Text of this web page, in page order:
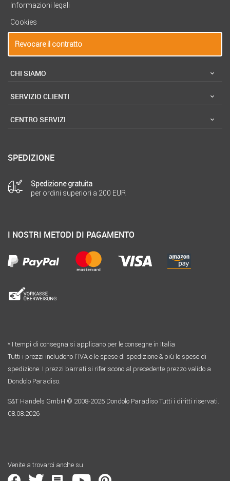
Informazioni legali
Cookies
Revocare il contratto
CHI SIAMO
SERVIZIO CLIENTI
CENTRO SERVIZI
SPEDIZIONE
Spedizione gratuita
per ordini superiori a 200 EUR
I NOSTRI METODI DI PAGAMENTO
* I tempi di consegna si applicano per le consegne in Italia
Tutti i prezzi includono l´IVA e le spese di spedizione & più le spese di
spedizione. I prezzi barrati si riferiscono al precedente prezzo valido a
Dondolo Paradiso.
S&T Handels GmbH © 2008-2025 Dondolo Paradiso Tutti i diritti riservati.
08.08.2026
Venite a trovarci anche su